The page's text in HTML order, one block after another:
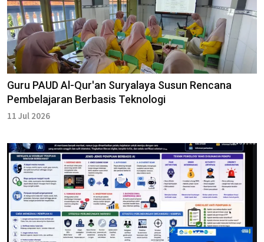
Guru PAUD Al-Qur'an Suryalaya Susun Rencana
Pembelajaran Berbasis Teknologi
11 Jul 2026